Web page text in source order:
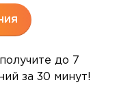
до 7
за 30 минут!